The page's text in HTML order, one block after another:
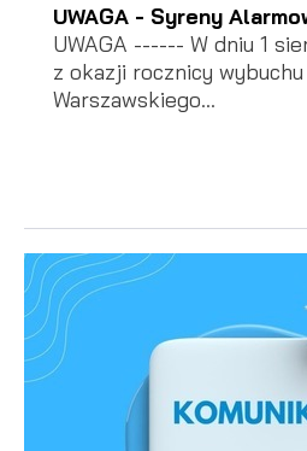
UWAGA - Syreny
UWAGA ------ W dniu 1
z okazji rocznicy
Warszawskiego...